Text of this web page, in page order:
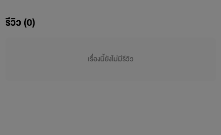
รีวิว (0)
เรื่องนี้ยังไม่มีรีวิว